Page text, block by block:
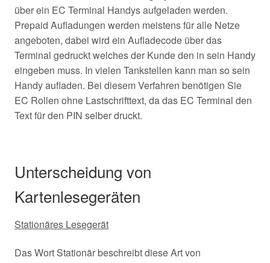
über ein EC Terminal Handys aufgeladen werden.
Prepaid Aufladungen werden meistens für alle Netze
angeboten, dabei wird ein Aufladecode über das
Terminal gedruckt welches der Kunde den in sein Handy
eingeben muss. In vielen Tankstellen kann man so sein
Handy aufladen. Bei diesem Verfahren benötigen Sie
EC Rollen ohne Lastschrifttext, da das EC Terminal den
Text für den PIN selber druckt.
Unterscheidung von
Kartenlesegeräten
Stationäres Lesegerät
Das Wort Stationär beschreibt diese Art von